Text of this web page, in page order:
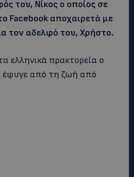
του, Νίκος ο οποίος σε
Facebook αποχαιρετά με
τον αδελφό του, Χρήστο.
ελληνικά πρακτορεία ο
έφυγε από τη ζωή από